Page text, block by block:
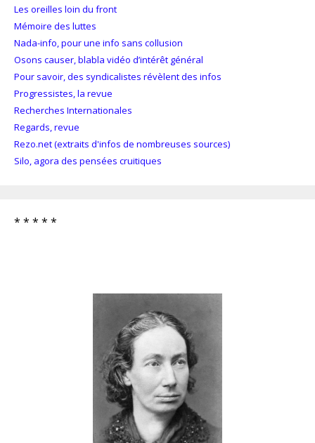
Les oreilles loin du front
Mémoire des luttes
Nada-info, pour une info sans collusion
Osons causer, blabla vidéo d’intérêt général
Pour savoir, des syndicalistes révèlent des infos
Progressistes, la revue
Recherches Internationales
Regards, revue
Rezo.net (extraits d'infos de nombreuses sources)
Silo, agora des pensées cruitiques
* * * * *